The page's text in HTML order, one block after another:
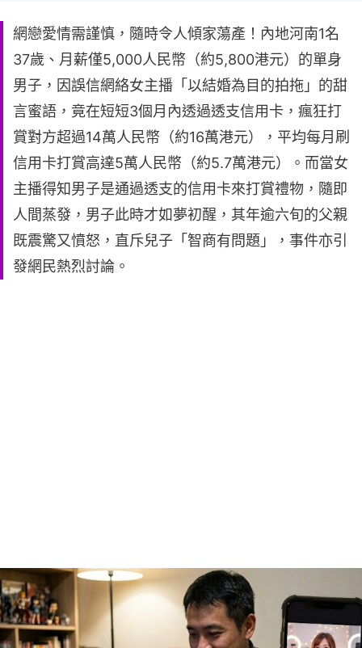
網戀愛情需謹慎，隨時令人傾家蕩產！內地河南1名
37歲、月薪僅5,000人民幣（約5,800港元）的單身
男子，因誤信網絡女主播「以結婚為目的拍拖」的甜
言蜜語，竟在短短3個月內透過透支信用卡，瘋狂打
賞對方超過14萬人民幣（約16萬港元），平均每月刷
信用卡打賞高達5萬人民幣（約5.7萬港元）。而當女
主播得知男子是通過透支的信用卡來打賞禮物，隨即
人間蒸發，男子此時才如夢初醒，其年逾六旬的父親
既震驚又憤怒，直斥兒子「智商有問題」，事件亦引
發網民熱烈討論。